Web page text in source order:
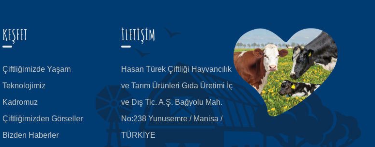
KEŞFET
Çiftliğimizde Yaşam
Teknolojimiz
Kadromuz
Çiftliğimizden Görseller
Bizden Haberler
İLETİŞİM
Hasan Türek Çiftliği Hayvancılık
ve Tarım Ürünleri Gıda Üretimi İç
ve Dış Tic. A.Ş. Bağyolu Mah.
No:238 Yunusemre / Manisa /
TÜRKİYE